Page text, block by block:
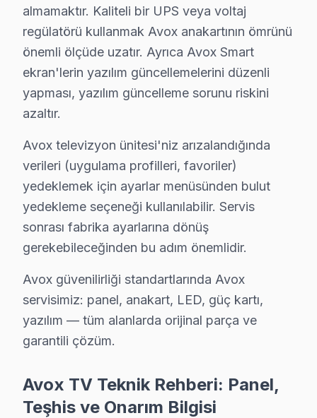
Şemsipaşa, çeşitli televizyonunuz modellerinin sıkça
Yenidoğan'da Avox TV Servisi
Yenidoğan mahallesi, özellikle genç ailelerin yoğun
Yıldıztabya'da Avox TV Servisi
Avox TV'de Mevsimsel Arıza Riskleri:
Avox televizyon'ler, teknolojik gelişmelerle birlikte
Panel/Ekran Değişimi
: 32 inç bir ekranın
Anakart Tamiri: Model serisine göre fiyatlar
Yazılım/Firmware İşlemleri : Yazılım
Yerinde Servis vs Atölye Fiyat Farkı: Yerinde
Fiyatları etkileyen diğer önemli faktörler arasında
Gaziosmanpaşa'da Avox TV'lerinizi güvenle emanet
Fabrika Servis'in sunduğu avantajlar arasında
almamaktır. Kaliteli bir UPS veya voltaj
regülatörü kullanmak Avox anakartının ömrünü
önemli ölçüde uzatır. Ayrıca Avox Smart
ekran'lerin yazılım güncellemelerini düzenli
yapması, yazılım güncelleme sorunu riskini
azaltır.
Avox televizyon ünitesi'niz arızalandığında
verileri (uygulama profilleri, favoriler)
yedeklemek için ayarlar menüsünden bulut
yedekleme seçeneği kullanılabilir. Servis
sonrası fabrika ayarlarına dönüş
gerekebileceğinden bu adım önemlidir.
Avox güvenilirliği standartlarında Avox
servisimiz: panel, anakart, LED, güç kartı,
yazılım — tüm alanlarda orijinal parça ve
garantili çözüm.
Avox TV Teknik Rehberi: Panel,
Teşhis ve Onarım Bilgisi